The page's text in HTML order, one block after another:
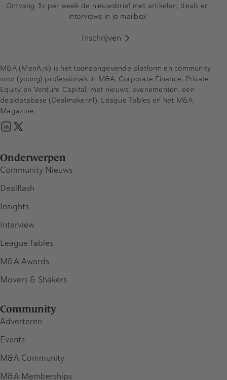
Ontvang 3x per week de nieuwsbrief met artikelen, deals en
interviews in je mailbox
Inschrijven
Onderwerpen
Community Nieuws
Dealflash
Insights
Interview
League Tables
M&A Awards
Movers & Shakers
Community
Adverteren
Events
M&A Community
M&A Memberships
M&A (MenA.nl) is het toonaangevende platform en community
voor (young) professionals in M&A, Corporate Finance, Private
Equity en Venture Capital, met nieuws, evenementen, een
dealdatabase (Dealmaker.nl), League Tables en het M&A
Magazine.